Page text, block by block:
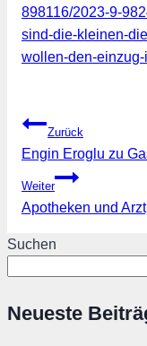
898116/2023-9-
sind-die-kleinen-
wollen-den-
Zurück
Engin Eroglu zu
Weiter
Apotheken und
Suchen
Neueste